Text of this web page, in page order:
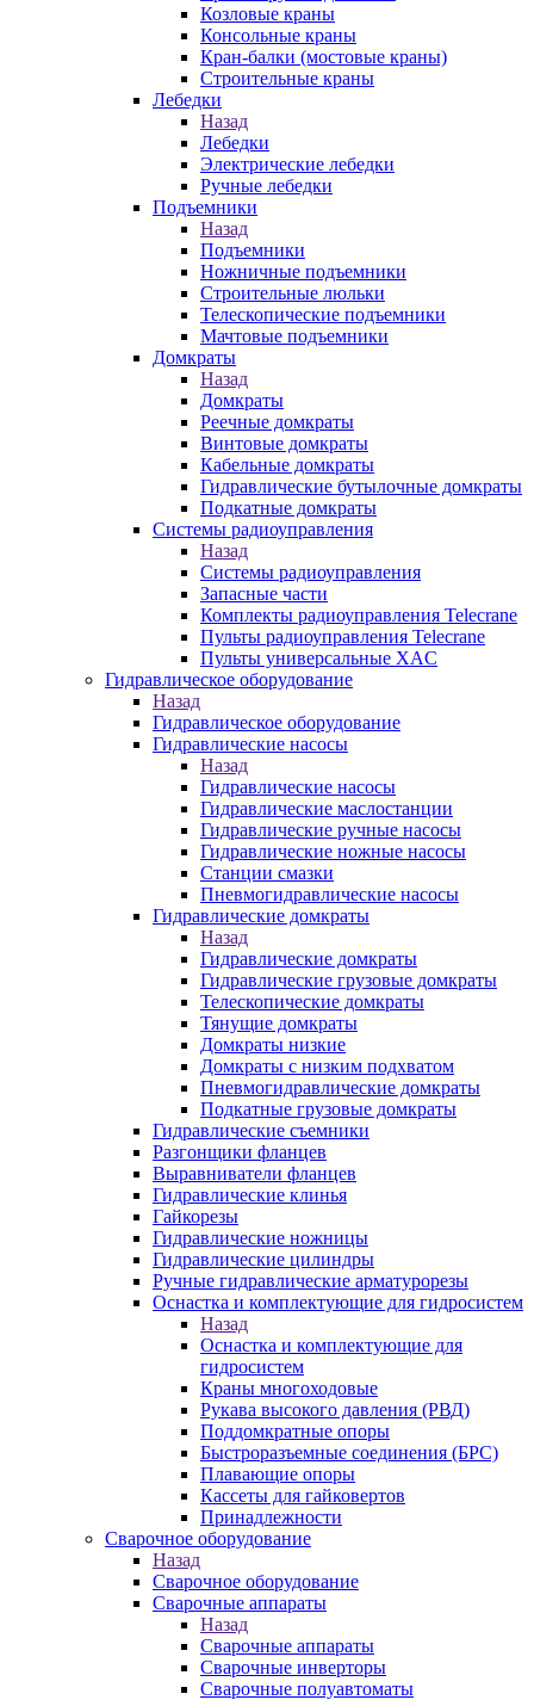
Козловые краны
Консольные краны
Кран-балки (мостовые краны)
Строительные краны
Лебедки
Назад
Лебедки
Электрические лебедки
Ручные лебедки
Подъемники
Назад
Подъемники
Ножничные подъемники
Строительные люльки
Телескопические подъемники
Мачтовые подъемники
Домкраты
Назад
Домкраты
Реечные домкраты
Винтовые домкраты
Кабельные домкраты
Гидравлические бутылочные домкраты
Подкатные домкраты
Системы радиоуправления
Назад
Системы радиоуправления
Запасные части
Комплекты радиоуправления Telecrane
Пульты радиоуправления Telecrane
Пульты универсальные XAC
Гидравлическое оборудование
Назад
Гидравлическое оборудование
Гидравлические насосы
Назад
Гидравлические насосы
Гидравлические маслостанции
Гидравлические ручные насосы
Гидравлические ножные насосы
Станции смазки
Пневмогидравлические насосы
Гидравлические домкраты
Назад
Гидравлические домкраты
Гидравлические грузовые домкраты
Телескопические домкраты
Тянущие домкраты
Домкраты низкие
Домкраты с низким подхватом
Пневмогидравлические домкраты
Подкатные грузовые домкраты
Гидравлические съемники
Разгонщики фланцев
Выравниватели фланцев
Гидравлические клинья
Гайкорезы
Гидравлические ножницы
Гидравлические цилиндры
Ручные гидравлические арматурорезы
Оснастка и комплектующие для гидросистем
Назад
Оснастка и комплектующие для
гидросистем
Краны многоходовые
Рукава высокого давления (РВД)
Поддомкратные опоры
Быстроразъемные соединения (БРС)
Плавающие опоры
Кассеты для гайковертов
Принадлежности
Сварочное оборудование
Назад
Сварочное оборудование
Сварочные аппараты
Назад
Сварочные аппараты
Сварочные инверторы
Сварочные полуавтоматы